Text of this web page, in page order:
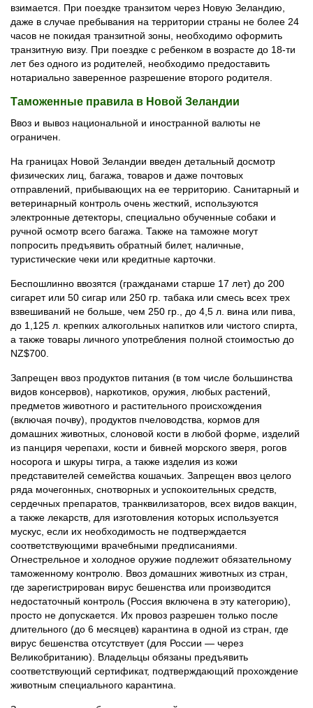
взимается. При поездке транзитом через Новую Зеландию,
даже в случае пребывания на территории страны не более 24
часов не покидая транзитной зоны, необходимо оформить
транзитную визу. При поездке с ребенком в возрасте до 18-ти
лет без одного из родителей, необходимо предоставить
нотариально заверенное разрешение второго родителя.
Таможенные правила в Новой Зеландии
Ввоз и вывоз национальной и иностранной валюты не
ограничен.
На границах Новой Зеландии введен детальный досмотр
физических лиц, багажа, товаров и даже почтовых
отправлений, прибывающих на ее территорию. Санитарный и
ветеринарный контроль очень жесткий, используются
электронные детекторы, специально обученные собаки и
ручной осмотр всего багажа. Также на таможне могут
попросить предъявить обратный билет, наличные,
туристические чеки или кредитные карточки.
Беспошлинно ввозятся (гражданами старше 17 лет) до 200
сигарет или 50 сигар или 250 гр. табака или смесь всех трех
взвешиваний не больше, чем 250 гр., до 4,5 л. вина или пива,
до 1,125 л. крепких алкогольных напитков или чистого спирта,
а также товары личного употребления полной стоимостью до
NZ$700.
Запрещен ввоз продуктов питания (в том числе большинства
видов консервов), наркотиков, оружия, любых растений,
предметов животного и растительного происхождения
(включая почву), продуктов пчеловодства, кормов для
домашних животных, слоновой кости в любой форме, изделий
из панциря черепахи, кости и бивней морского зверя, рогов
носорога и шкуры тигра, а также изделия из кожи
представителей семейства кошачьих. Запрещен ввоз целого
ряда мочегонных, снотворных и успокоительных средств,
сердечных препаратов, транквилизаторов, всех видов вакцин,
а также лекарств, для изготовления которых используется
мускус, если их необходимость не подтверждается
соответствующими врачебными предписаниями.
Огнестрельное и холодное оружие подлежит обязательному
таможенному контролю. Ввоз домашних животных из стран,
где зарегистрирован вирус бешенства или производится
недостаточный контроль (Россия включена в эту категорию),
просто не допускается. Их провоз разрешен только после
длительного (до 6 месяцев) карантина в одной из стран, где
вирус бешенства отсутствует (для России — через
Великобританию). Владельцы обязаны предъявить
соответствующий сертификат, подтверждающий прохождение
животным специального карантина.